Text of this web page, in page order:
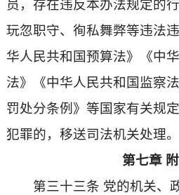
员，存在违反本办法规定的
玩忽职守、徇私舞弊等违法
华人民共和国预算法》《中
法》《中华人民共和国监察
罚处分条例》等国家有关规
犯罪的，移送司法机关处理。
第七章
第三十三条 党的机关、